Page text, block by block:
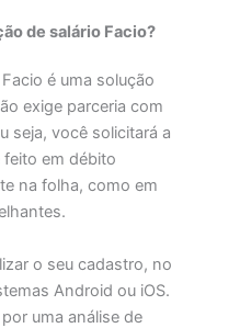
de salário Facio?
é uma solução
exige parceria com
seja, você solicitará a
em débito
na folha, como em
o seu cadastro, no
Android ou iOS.
uma análise de